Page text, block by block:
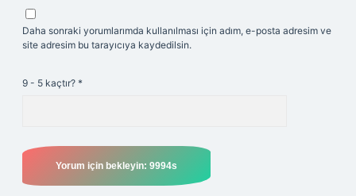
Daha sonraki yorumlarımda kullanılması için adım, e-posta adresim ve
site adresim bu tarayıcıya kaydedilsin.
9 - 5 kaçtır? *